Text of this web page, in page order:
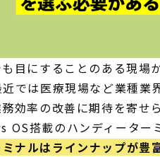
目にすることのある現場
では医療現場など業種業
効率の改善に期待を寄せ
搭載のハンディーター
ルはラインナップが豊